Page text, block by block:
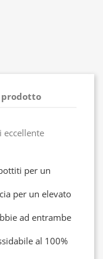
eccellente
per un
per un elevato
ad entrambe
al 100%